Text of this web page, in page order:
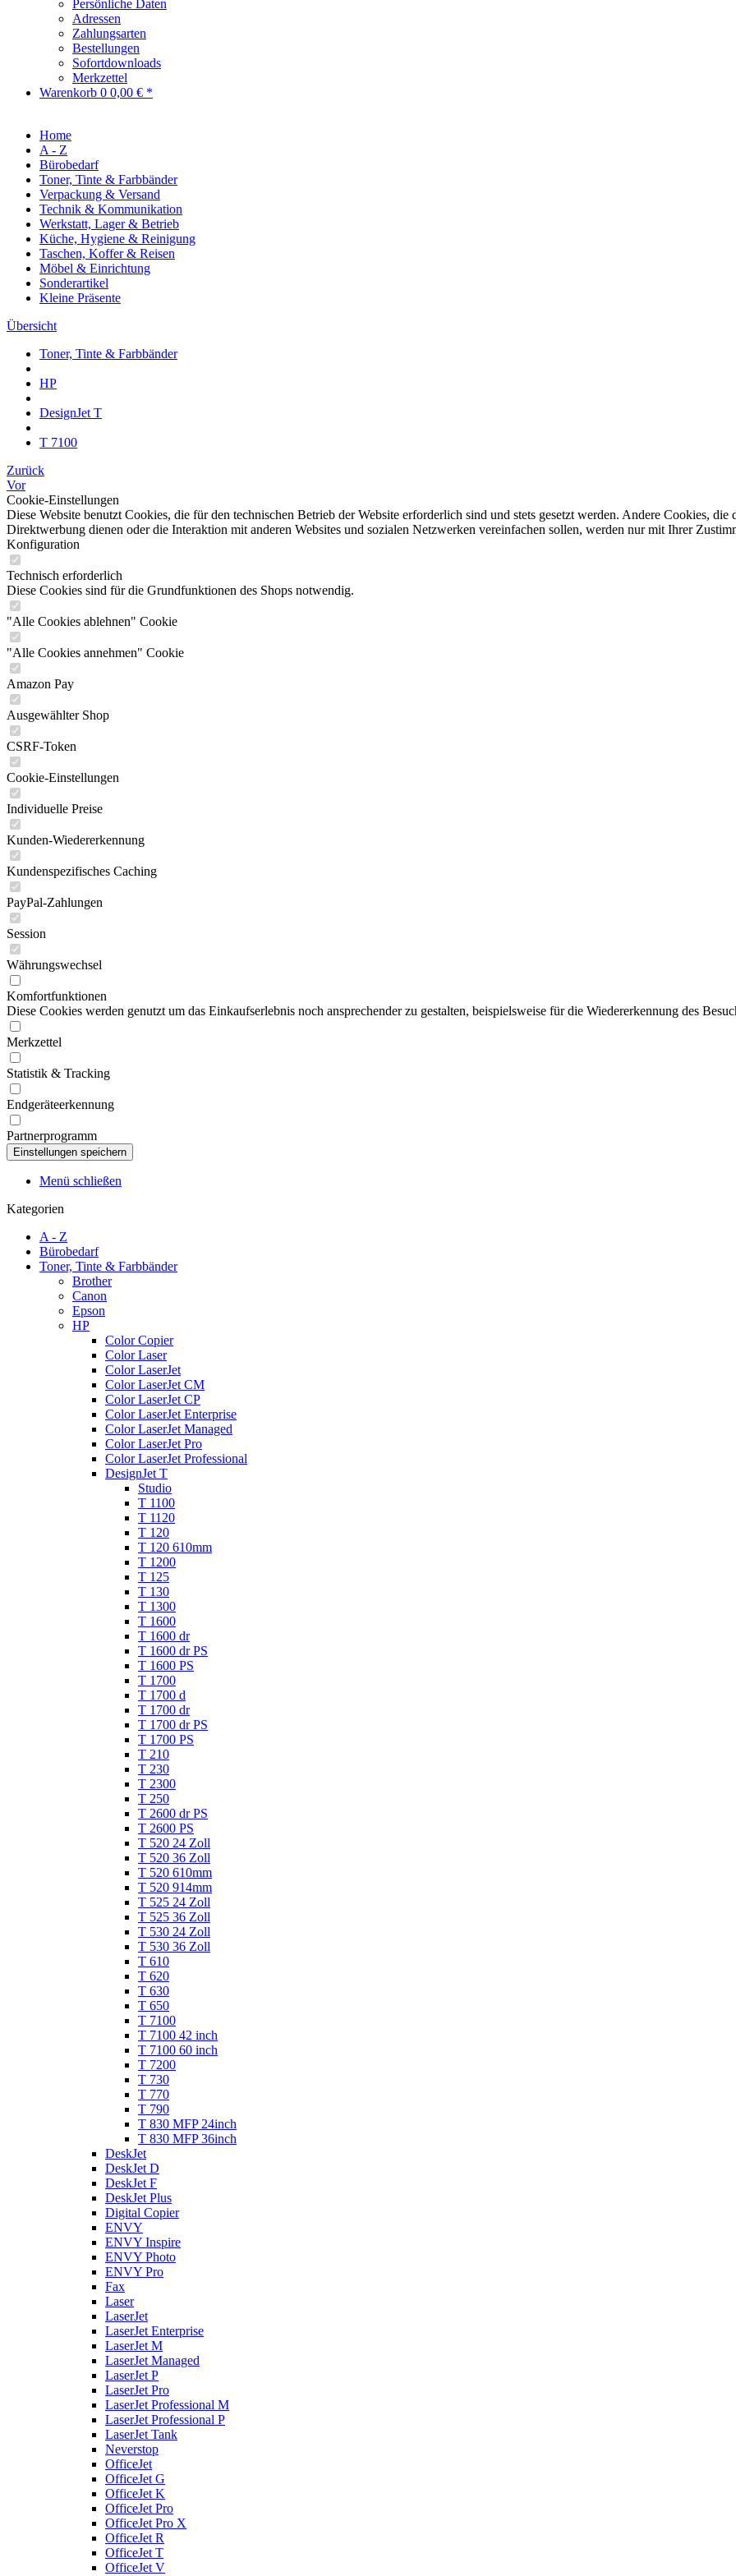
Persönliche Daten
Adressen
Zahlungsarten
Bestellungen
Sofortdownloads
Merkzettel
Warenkorb 0 0,00 € *
Home
A - Z
Bürobedarf
Toner, Tinte & Farbbänder
Verpackung & Versand
Technik & Kommunikation
Werkstatt, Lager & Betrieb
Küche, Hygiene & Reinigung
Taschen, Koffer & Reisen
Möbel & Einrichtung
Sonderartikel
Kleine Präsente
Übersicht
Toner, Tinte & Farbbänder
HP
DesignJet T
T 7100
Zurück
Vor
Cookie-Einstellungen
Diese Website benutzt Cookies, die für den technischen Betrieb der Website erforderlich sind und stets gesetzt werden. Andere Cookies,
Direktwerbung dienen oder die Interaktion mit anderen Websites und sozialen Netzwerken vereinfachen sollen, werden nur mit Ihrer
Konfiguration
Technisch erforderlich
Diese Cookies sind für die Grundfunktionen des Shops notwendig.
"Alle Cookies ablehnen" Cookie
"Alle Cookies annehmen" Cookie
Amazon Pay
Ausgewählter Shop
CSRF-Token
Cookie-Einstellungen
Individuelle Preise
Kunden-Wiedererkennung
Kundenspezifisches Caching
PayPal-Zahlungen
Session
Währungswechsel
Komfortfunktionen
Diese Cookies werden genutzt um das Einkaufserlebnis noch ansprechender zu gestalten, beispielsweise für die Wiedererkennung des
Merkzettel
Statistik & Tracking
Endgeräteerkennung
Partnerprogramm
Menü schließen
Kategorien
A - Z
Bürobedarf
Toner, Tinte & Farbbänder
Brother
Canon
Epson
HP
Color Copier
Color Laser
Color LaserJet
Color LaserJet CM
Color LaserJet CP
Color LaserJet Enterprise
Color LaserJet Managed
Color LaserJet Pro
Color LaserJet Professional
DesignJet T
Studio
T 1100
T 1120
T 120
T 120 610mm
T 1200
T 125
T 130
T 1300
T 1600
T 1600 dr
T 1600 dr PS
T 1600 PS
T 1700
T 1700 d
T 1700 dr
T 1700 dr PS
T 1700 PS
T 210
T 230
T 2300
T 250
T 2600 dr PS
T 2600 PS
T 520 24 Zoll
T 520 36 Zoll
T 520 610mm
T 520 914mm
T 525 24 Zoll
T 525 36 Zoll
T 530 24 Zoll
T 530 36 Zoll
T 610
T 620
T 630
T 650
T 7100
T 7100 42 inch
T 7100 60 inch
T 7200
T 730
T 770
T 790
T 830 MFP 24inch
T 830 MFP 36inch
DeskJet
DeskJet D
DeskJet F
DeskJet Plus
Digital Copier
ENVY
ENVY Inspire
ENVY Photo
ENVY Pro
Fax
Laser
LaserJet
LaserJet Enterprise
LaserJet M
LaserJet Managed
LaserJet P
LaserJet Pro
LaserJet Professional M
LaserJet Professional P
LaserJet Tank
Neverstop
OfficeJet
OfficeJet G
OfficeJet K
OfficeJet Pro
OfficeJet Pro X
OfficeJet R
OfficeJet T
OfficeJet V